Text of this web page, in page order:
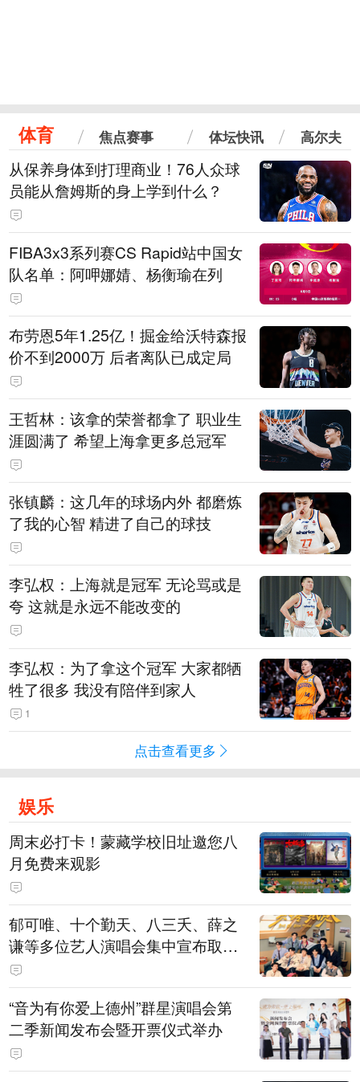
体育 焦点赛事 体坛快讯 高尔夫
从保养身体到打理商业！76人众球
员能从詹姆斯的身上学到什么？
FIBA3x3系列赛CS Rapid站中国女
队名单：阿呷娜婧、杨衡瑜在列
布劳恩5年1.25亿！掘金给沃特森报
价不到2000万 后者离队已成定局
王哲林：该拿的荣誉都拿了 职业生
涯圆满了 希望上海拿更多总冠军
张镇麟：这几年的球场内外 都磨炼
了我的心智 精进了自己的球技
李弘权：上海就是冠军 无论骂或是
夸 这就是永远不能改变的
李弘权：为了拿这个冠军 大家都牺
牲了很多 我没有陪伴到家人
1
点击查看更多
娱乐
周末必打卡！蒙藏学校旧址邀您八
月免费来观影
郁可唯、十个勤天、八三夭、薛之
谦等多位艺人演唱会集中宣布取消
或延期
“音为有你爱上德州”群星演唱会第
二季新闻发布会暨开票仪式举办